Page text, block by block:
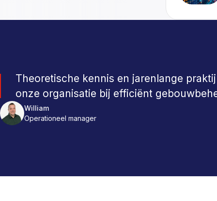
Theoretische kennis en jarenlange
onze organisatie bij efficiënt
William
Operationeel manager
Robbert
Anne
PULSE Consultant
Roderik
Barry
Manager PULSE CORE